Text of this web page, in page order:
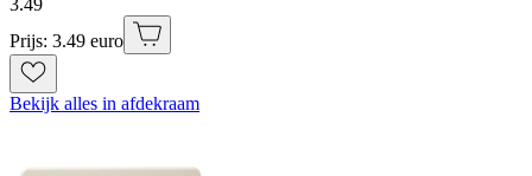
Prijs: 3.49 euro
Bekijk alles in afdekraam